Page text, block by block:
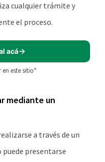
cualquier trámite y
el proceso.
acá
en este sitio*
mediante un
a través de un
presentarse